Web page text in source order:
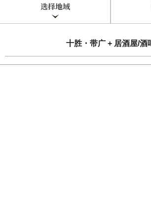
选择地域
十胜・带广 + 居酒屋/酒